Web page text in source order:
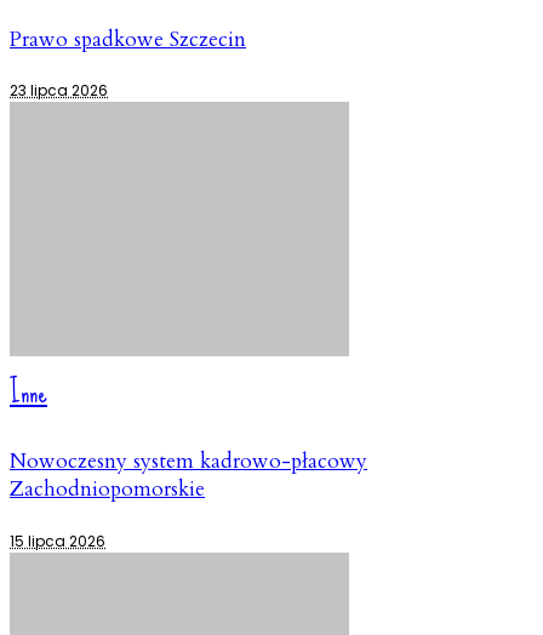
Prawo spadkowe Szczecin
23 lipca 2026
Inne
Nowoczesny system kadrowo-płacowy
Zachodniopomorskie
15 lipca 2026